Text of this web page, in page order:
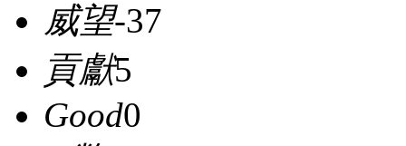
威望-37
貢獻5
Good0